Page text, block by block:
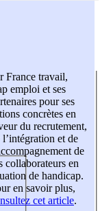
France travail,
emploi et ses
pour ses
concrètes en
du recrutement,
l’intégration et de
de
collaborateurs en
de handicap.
en savoir plus,
cet article.